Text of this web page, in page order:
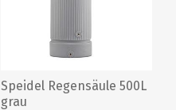
Speidel Regensäule 500L
grau